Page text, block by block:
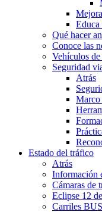
Educa
Qué hacer
Conoce las
Vehículos
Seguridad
Atrás
Marco
Estado del tráfico
Atrás
Información
Cámaras de
Eclipse 12
Carriles